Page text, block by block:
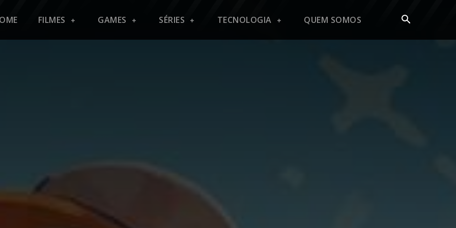
FILMES GAMES SÉRIES TECNOLOGIA QUEM SOMOS